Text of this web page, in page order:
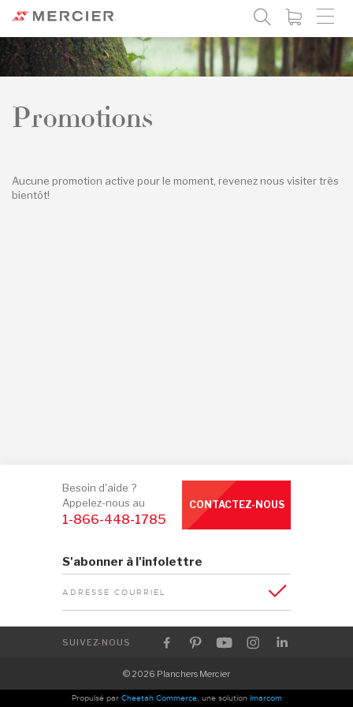
Promotions
Aucune promotion active pour le moment, revenez nous visiter très
bientôt!
S'abonner à l'infolettre
ADRESSE COURRIEL
Besoin d'aide ?
Appelez-nous au
1-866-448-1785
CONTACTEZ-NOUS
© 2026 Planchers Mercier
SUIVEZ-NOUS
Propulsé par Cheetah Commerce, une solution Imarcom